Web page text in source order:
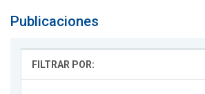
Publicaciones
FILTRAR POR: